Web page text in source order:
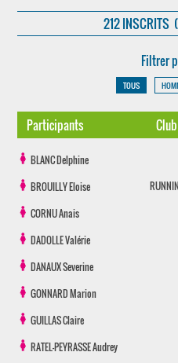
212 INSCRITS
Filtrer
TOUS
Participants Club
BLANCDelphine
BROUILLYEloise
CORNUAnais
DADOLLEValérie
DANAUXSeverine
GONNARDMarion
GUILLASClaire
RATEL-PEYRASSEAudrey